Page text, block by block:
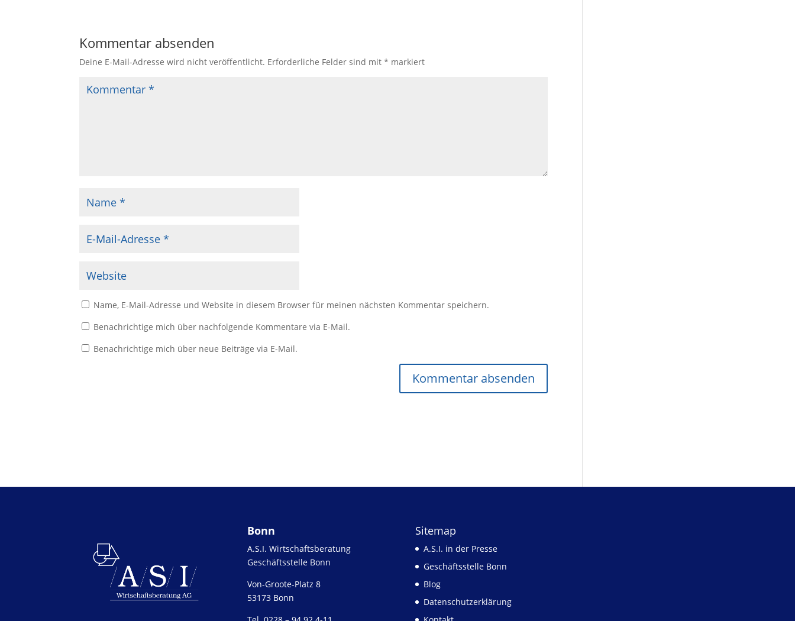
Kommentar absenden
Deine E-Mail-Adresse wird nicht veröffentlicht. Erforderliche Felder sind mit* markiert
Name, E-Mail-Adresse und Website in diesem Browser für meinen nächsten Kommentar speichern.
Benachrichtige mich über nachfolgende Kommentare via E-Mail.
Benachrichtige mich über neue Beiträge via E-Mail.
Bonn
A.S.I. Wirtschaftsberatung
Geschäftsstelle Bonn
Von-Groote-Platz 8
53173 Bonn
Sitemap
A.S.I. in der Presse
Geschäftsstelle Bonn
Blog
Datenschutzerklärung